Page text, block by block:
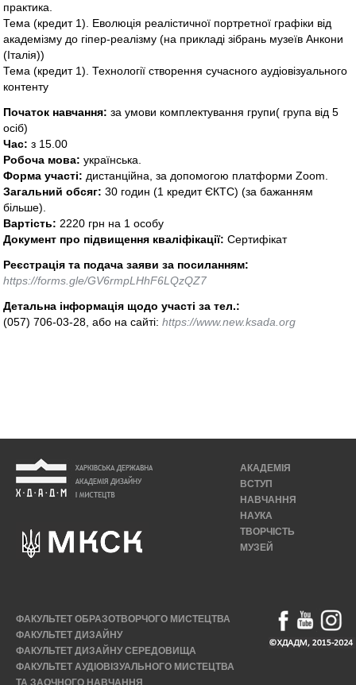
практика.
Тема (кредит 1). Еволюція реалістичної портретної графіки від
академізму до гіпер-реалізму (на прикладі зібрань музеїв Анкони
(Італія))
Тема (кредит 1). Технології створення сучасного аудіовізуального
контенту
Початок навчання: за умови комплектування групи( група від 5
осіб)
Час: з 15.00
Робоча мова: українська.
Форма участі: дистанційна, за допомогою платформи Zoom.
Загальний обсяг: 30 годин (1 кредит ЄКТС) (за бажанням
більше).
Вартість: 2220 грн на 1 особу
Документ про підвищення кваліфікації: Сертифікат
Реєстрація та подача заяви за посиланням:
https://forms.gle/GV6rmpLHhF6LQzQZ7
Детальна інформація щодо участі за тел.:
(057) 706-03-28, або на сайті:https://www.new.ksada.org
АКАДЕМІЯ
ВСТУП
НАВЧАННЯ
НАУКА
ТВОРЧІСТЬ
МУЗЕЙ
ФАКУЛЬТЕТ ОБРАЗОТВОРЧОГО МИСТЕЦТВА
ФАКУЛЬТЕТ ДИЗАЙНУ
ФАКУЛЬТЕТ ДИЗАЙНУ СЕРЕДОВИЩА
ФАКУЛЬТЕТ АУДІОВІЗУАЛЬНОГО МИСТЕЦТВА
ТА ЗАОЧНОГО НАВЧАННЯ